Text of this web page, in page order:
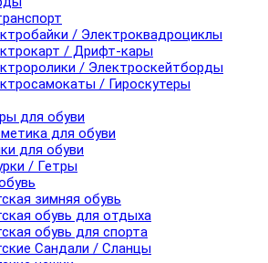
/ Электроквадроциклы
/ Дрифт-кары
/ Электроскейтборды
/ Гироскутеры
для обуви
для обуви
для обуви
/ Гетры
зимняя обувь
обувь для отдыха
обувь для спорта
Сандали / Сланцы